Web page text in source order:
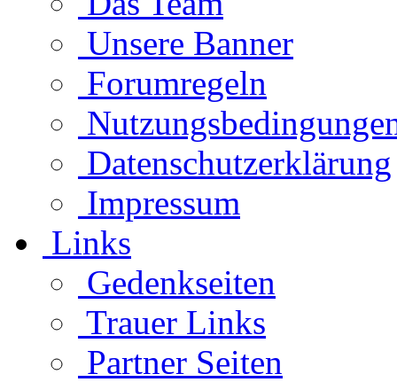
Unsere Banner
Forumregeln
Datenschutzerklärung
Impressum
Links
Gedenkseiten
Trauer Links
Partner Seiten